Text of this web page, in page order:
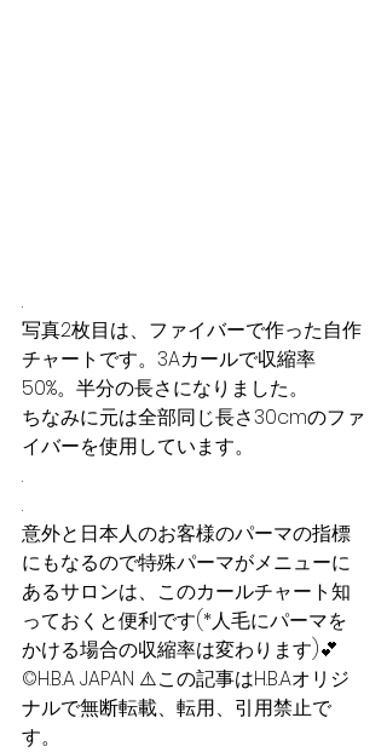
.
写真2枚目は、ファイバーで作った自作
チャートです。3Aカールで収縮率
50%。半分の長さになりました。
ちなみに元は全部同じ長さ30cmのファ
イバーを使用しています。
.
.
意外と日本人のお客様のパーマの指標
にもなるので特殊パーマがメニューに
あるサロンは、このカールチャート知
っておくと便利です(*人毛にパーマを
かける場合の収縮率は変わります)💕
©️H.B.A JAPAN ⚠️この記事はH.B.Aオリジ
ナルで無断転載、転用、引用禁止で
す。